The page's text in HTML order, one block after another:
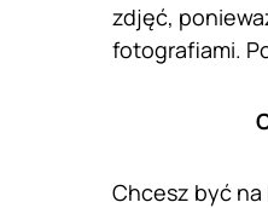
zdjęć,
fotografiami.
Chcesz być na